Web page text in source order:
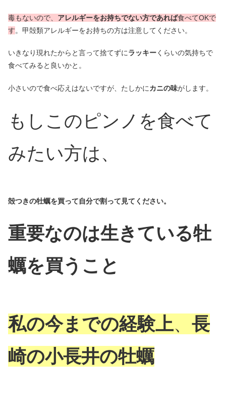
毒もないので、 アレルギーをお持ちでない方であれば食べてOKで
す。甲殻類アレルギーをお持ちの方は注意してください。
いきなり現れたからと言って捨てずにラッキーくらいの気持ちで
食べてみると良いかと。
小さいので食べ応えはないですが、たしかにカニの味がします。
もしこのピンノを食べて
みたい方は、
殻つきの牡蠣を買って自分で割って見てください。
重要なのは生きている牡
蠣を買うこと
私の今までの経験上、 長
崎の小長井の牡蠣